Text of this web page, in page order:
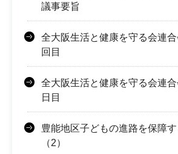
議事要旨
全大阪生活と健康を守る会連
回目
全大阪生活と健康を守る会連
日目
豊能地区子どもの進路を保障
（2）